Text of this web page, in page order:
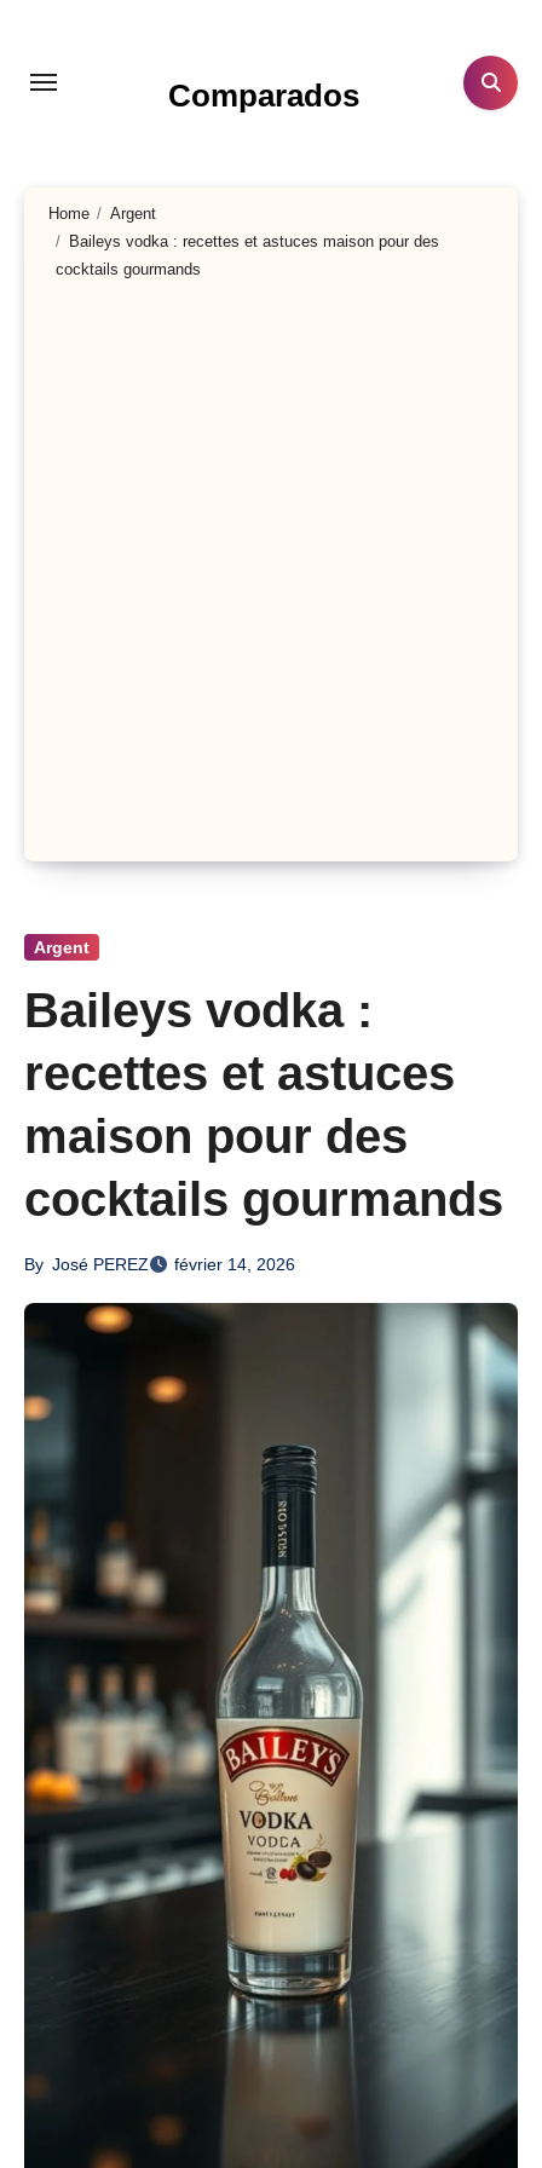
contenu
Comparados
Home
Argent
Baileys vodka : recettes et astuces maison pour des
cocktails gourmands
Argent
Baileys vodka :
recettes et astuces
maison pour des
cocktails gourmands
By José PEREZ février 14, 2026